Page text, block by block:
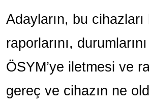
Adayların, bu
raporlarını,
ÖSYM’ye iletmesi ve
gereç ve cihazın ne